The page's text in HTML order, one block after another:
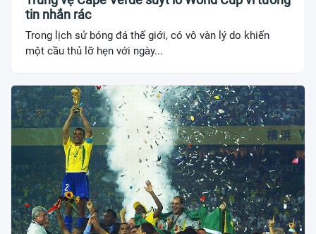
tin nhắn rác
Trong lịch sử bóng đá thế giới, có vô vàn lý do khiến
một cầu thủ lỡ hẹn với ngày...